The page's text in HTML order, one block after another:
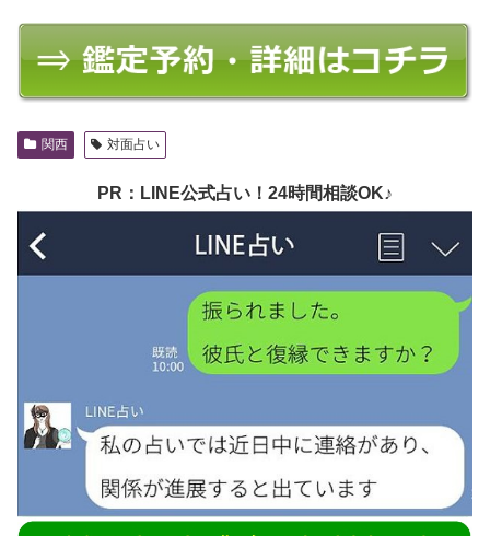
関西 対面占い
PR：LINE公式占い！24時間相談OK♪